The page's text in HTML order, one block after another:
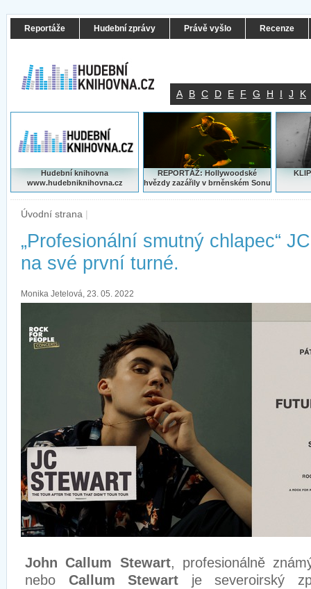
Reportáže Hudební zprávy Právě vyšlo Recenze
A B C D E F G H I J K
Hudební knihovna
www.hudebniknihovna.cz
REPORTÁŽ: Hollywoodské
hvězdy zazářily v brněnském Sonu
Úvodní strana |
„Profesionální smutný chlapec“
na své první turné.
Monika Jetelová, 23. 05. 2022
John Callum Stewart, profesionálně
nebo Callum Stewart je severoirský